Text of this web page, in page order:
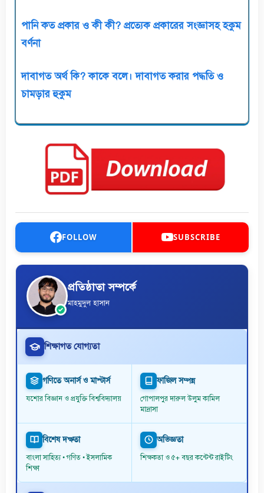
পানি কত প্রকার ও কী কী? প্রত্যেক প্রকারের সংজ্ঞাসহ হকুম
বর্ণনা
দাবাগত অর্থ কি? কাকে বলে। দাবাগত করার পদ্ধতি ও
চামড়ার হুকুম
FOLLOW SUBSCRIBE
প্রতিষ্ঠাতা সম্পর্কে
মাহমুদুল হাসান
শিক্ষাগত যোগ্যতা
গণিতে অনার্স ও মাস্টার্স
যশোর বিজ্ঞান ও প্রযুক্তি বিশ্ববিদ্যালয়
ফাজিল সম্পন্ন
গোপালপুর দারুল উলুম কামিল
মাদ্রাসা
বিশেষ দক্ষতা
বাংলা সাহিত্য • গণিত • ইসলামিক
শিক্ষা
অভিজ্ঞতা
শিক্ষকতা ও ৫+ বছর কন্টেন্ট রাইটিং